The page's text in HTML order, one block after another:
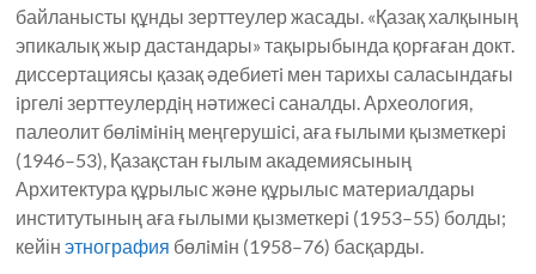
байланысты құнды зерттеулер жасады. «Қазақ халқының
эпикалық жыр дастандары» тақырыбында қорғаған докт.
диссертациясы қазақ әдебиетi мен тарихы саласындағы
iргелi зерттеулердiң нәтижесi саналды. Археология,
палеолит бөлiмiнiң меңгерушiсi, аға ғылыми қызметкерi
(1946–53), Қазақстан ғылым академиясының
Архитектура құрылыс және құрылыс материалдары
институтының аға ғылыми қызметкерi (1953–55) болды;
кейінэтнография бөлiмiн (1958–76) басқарды.